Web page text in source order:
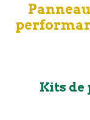
Kits de